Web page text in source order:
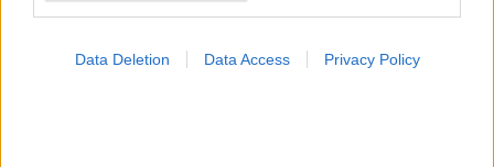
Data Deletion Data Access Privacy Policy